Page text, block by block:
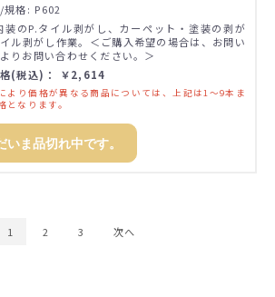
規格: P602
装のP.タイル剥がし、カーペット・塗装の剥が
ル剥がし作業。＜ご購入希望の場合は、お問い
りお問い合わせください。＞
格(税込)： ￥2,614
より価格が異なる商品については、上記は1～9本ま
となります。
いま品切れ中です。
1 2 3 次へ